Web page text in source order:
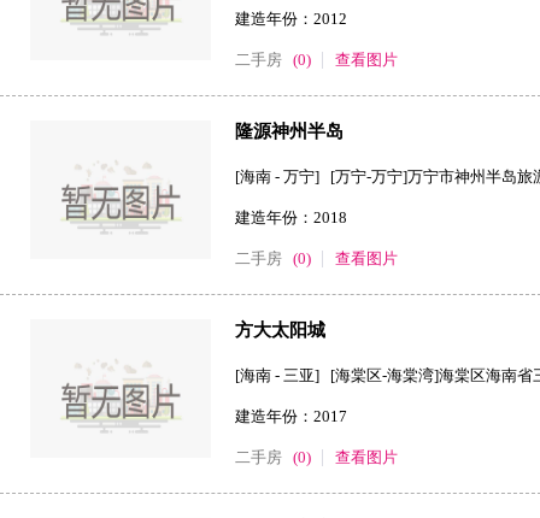
建造年份：2012
二手房 (0) 查看图片
隆源神州半岛
[海南 - 万宁] [万宁-万宁]万宁市神州半岛旅
建造年份：2018
二手房 (0) 查看图片
方大太阳城
[海南 - 三亚] [海棠区-海棠湾]海棠区海南省
建造年份：2017
二手房 (0) 查看图片